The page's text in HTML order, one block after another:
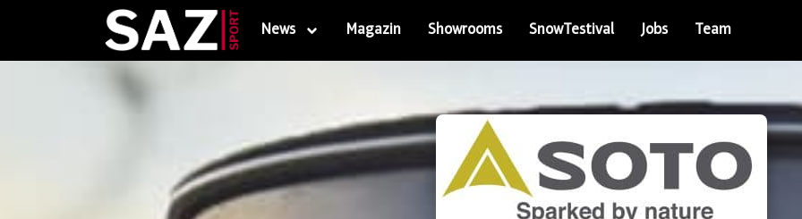
News Magazin Showrooms SnowTestival Jobs Team